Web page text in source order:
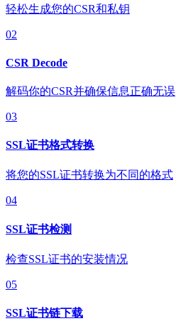
轻松生成您的CSR和私钥
02
CSR Decode
解码你的CSR并确保信息正确无误
03
SSL证书格式转换
将您的SSL证书转换为不同的格式
04
SSL证书检测
检查SSL证书的安装情况
05
SSL证书链下载